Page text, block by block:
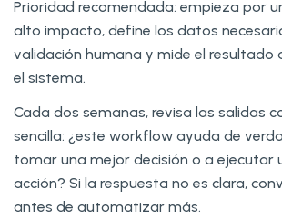
Prioridad recomendada: empieza por
alto impacto, define los datos
validación humana y mide el resultado
el sistema.
Cada dos semanas, revisa las salidas
sencilla: ¿este workflow ayuda de
tomar una mejor decisión o a ejecutar
acción? Si la respuesta no es clara,
antes de automatizar más.